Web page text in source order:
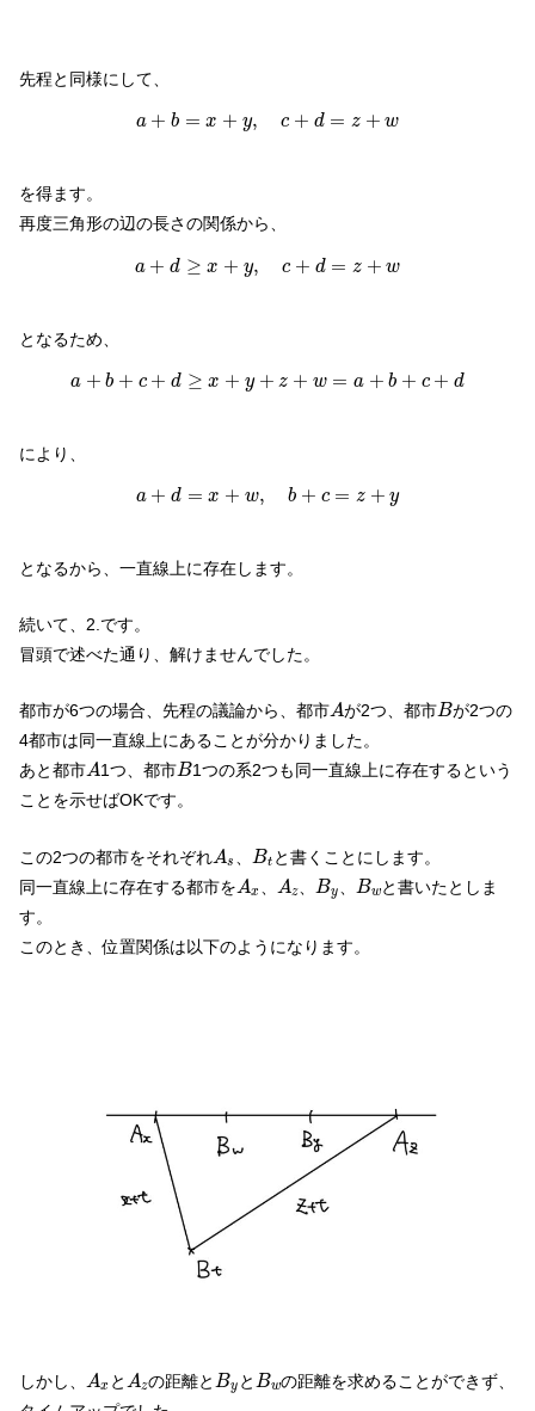
先程と同様にして、
a + b = x + y, c + d = z + w
b =x +y + d= z+
を得ます。
再度三角形の辺の長さの関係から、
a + d ≥ x + y, c + d = z + w
a x = z+
となるため、
a + b + c + d ≥ x + y + z + w = a + b + c + d
+b +c+ x + w + d
により、
a + d = x + w, b + c = z + y
x + =
となるから、一直線上に存在します。
続いて、2.です。
冒頭で述べた通り、解けませんでした。
都市が6つの場合、先程の議論から、都市A
Aが2つ、都市B
Bが2つの
4都市は同一直線上にあることが分かりました。
あと都市A
A1つ、都市B
B1つの系2つも同一直線上に存在するという
ことを示せばOKです。
この2つの都市をそれぞれAs
A Bt
Bt と書くことにします。
同一直線上に存在する都市をAx
A Az
A 、 By
By Bw
Bw
と書いたとしま
す。
このとき、位置関係は以下のようになります。
しかし、 Ax
A とAz
A の距離とBy
By とBw
Bw の距離を求めることができず、